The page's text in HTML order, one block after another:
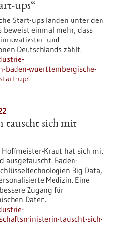
ups“
Start-ups landen unter den
beweist einmal mehr, dass
und
Deutschlands zählt.
wuerttembergische-
ups
tauscht sich mit
Kraut hat sich mit
ausgetauscht. Baden-
Big Data,
Medizin. Eine
Zugang für
Daten.
tauscht-sich-